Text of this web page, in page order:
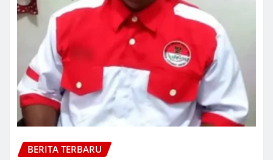
BERITA TERBARU